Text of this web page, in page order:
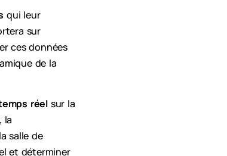
qui leur
sur
ces données
de la
réel sur la
la
salle de
et déterminer